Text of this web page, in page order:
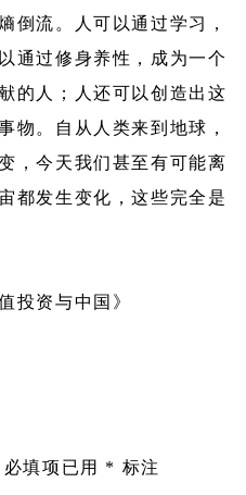
倒流。人可以通过学习，
通过修身养性，成为一个
的人；人还可以创造出这
物。自从人类来到地球，
，今天我们甚至有可能离
都发生变化，这些完全是
投资与中国》
必填项已用 * 标注